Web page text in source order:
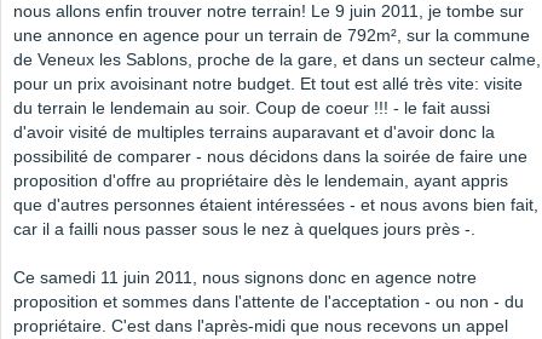
nous allons enfin trouver notre terrain! Le 9 juin 2011, je tombe sur
une annonce en agence pour un terrain de 792m², sur la commune
de Veneux les Sablons, proche de la gare, et dans un secteur calme,
pour un prix avoisinant notre budget. Et tout est allé très vite: visite
du terrain le lendemain au soir. Coup de coeur !!! - le fait aussi
d'avoir visité de multiples terrains auparavant et d'avoir donc la
possibilité de comparer - nous décidons dans la soirée de faire une
proposition d'offre au propriétaire dès le lendemain, ayant appris
que d'autres personnes étaient intéressées - et nous avons bien fait,
car il a failli nous passer sous le nez à quelques jours près -.
Ce samedi 11 juin 2011, nous signons donc en agence notre
proposition et sommes dans l'attente de l'acceptation - ou non - du
propriétaire. C'est dans l'après-midi que nous recevons un appel